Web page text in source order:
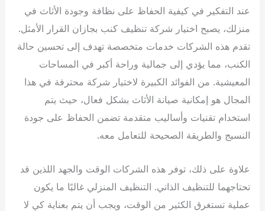
عند التفكير في كيفية الحفاظ على نظافة وجودة الأثاث في
منزلك، يصبح اختيار شركة تنظيف كنب بجازان القرار الأمثل.
تقدم هذه الشركات خدمات متخصصة تهدف إلى تحسين حالة
الكنب، مما يؤدي إلى جمالية وراحة أكبر في المساحات
المعيشية. من الفوائد الكبيرة لاختيار شركة محترفة في هذا
المجال هو إمكانية صيانة الأثاث بشكل فعال، حيث يتم
استخدام تقنيات وأساليب متقدمة تضمن الحفاظ على جودة
النسيج والطريقة الصحيحة للتعامل معه.
علاوة على ذلك، توفر هذه الشركات الوقت والجهد اللذين قد
تحتاجهما للتنظيف الذاتي. التنظيف المنزلي غالبًا ما يكون
عملية تستغرق الكثير من الوقت، ويجب أن يتم بعناية كي لا